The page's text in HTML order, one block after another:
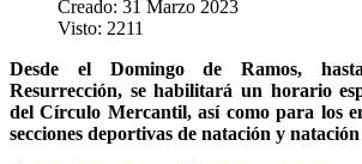
Creado: 31 Marzo 2023
Visto: 2211
Desde el Domingo de Ramos,
Resurrección, se habilitará un horario
del Círculo Mercantil, así como para los
secciones deportivas de natación y